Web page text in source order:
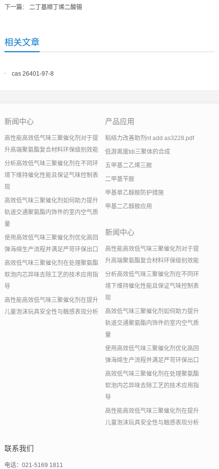
下一篇： 二丁基顺丁烯二酸锡
相关文章
cas 26401-97-8
新闻中心
高性能高效低气味三聚催化剂对于提
升高端聚氨酯复合材料环保级别效能
分析高效低气味三聚催化剂在不同环
境下维持催化性能且保证气味控制表
现
高效低气味三聚催化剂如何助力提升
轨道交通聚氨酯内饰件的室内空气质
量
使用高效低气味三聚催化剂优化高回
弹海绵生产流程并满足严苛环保出口
高效低气味三聚催化剂在处理聚氨酯
软泡内芯异味去除工艺的技术应用指
导
高性能高效低气味三聚催化剂在提升
儿童泡沫玩具安全性与触感表现分析
产品应用
粘结力改善助剂nt add as3228.pdf
低游离度tdi三聚体的合成
五甲基二乙烯三胺
二甲基苄胺
甲基单乙醇胺防护措施
甲基二乙醇胺应用
新闻中心
高性能高效低气味三聚催化剂对于提
升高端聚氨酯复合材料环保级别效能
分析高效低气味三聚催化剂在不同环
境下维持催化性能且保证气味控制表
现
高效低气味三聚催化剂如何助力提升
轨道交通聚氨酯内饰件的室内空气质
量
使用高效低气味三聚催化剂优化高回
弹海绵生产流程并满足严苛环保出口
高效低气味三聚催化剂在处理聚氨酯
软泡内芯异味去除工艺的技术应用指
导
高性能高效低气味三聚催化剂在提升
儿童泡沫玩具安全性与触感表现分析
联系我们
电话：021-5169 1811